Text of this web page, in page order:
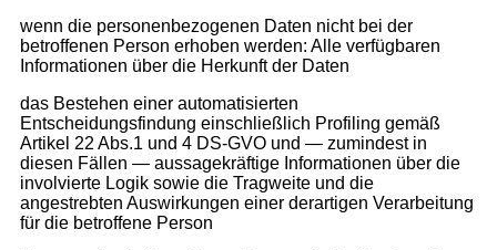
wenn die personenbezogenen Daten nicht bei der
betroffenen Person erhoben werden: Alle verfügbaren
Informationen über die Herkunft der Daten
das Bestehen einer automatisierten
Entscheidungsfindung einschließlich Profiling gemäß
Artikel 22 Abs.1 und 4 DS-GVO und — zumindest in
diesen Fällen — aussagekräftige Informationen über die
involvierte Logik sowie die Tragweite und die
angestrebten Auswirkungen einer derartigen Verarbeitung
für die betroffene Person